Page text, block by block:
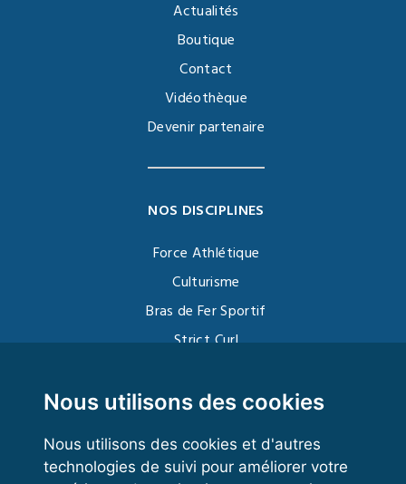
Nous utilisons des cookies
Nous utilisons des cookies et d'autres
technologies de suivi pour améliorer votre
Actualités
Boutique
Contact
Vidéothèque
Devenir partenaire
NOS DISCIPLINES
Force Athlétique
Culturisme
Bras de Fer Sportif
Strict Curl
Kettlebell